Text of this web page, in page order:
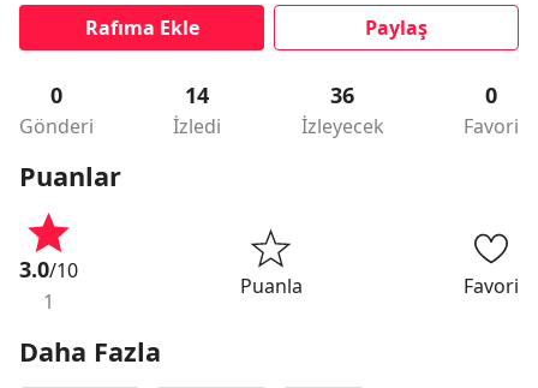
Rafıma Ekle Paylaş
0
Gönderi
14
İzledi
36
İzleyecek
0
Favori
Puanlar
3.0/10
1
Puanla Favori
Daha Fazla